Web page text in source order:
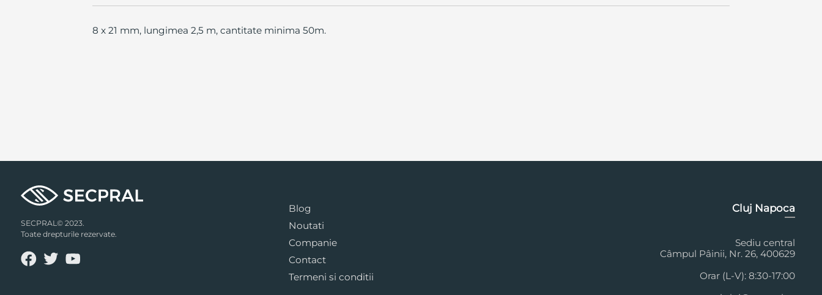
8 x 21 mm, lungimea 2,5 m, cantitate minima 50m.
SECPRAL© 2023.
Toate drepturile rezervate.
Blog
Noutati
Companie
Contact
Termeni si conditii
Cluj Napoca
Sediu central
Câmpul Pâinii, Nr. 26, 400629
Orar (L-V): 8:30-17:00